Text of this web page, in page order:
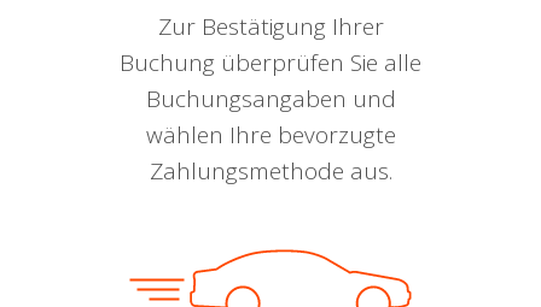
Zur Bestätigung Ihrer
Buchung überprüfen Sie alle
Buchungsangaben und
wählen Ihre bevorzugte
Zahlungsmethode aus.